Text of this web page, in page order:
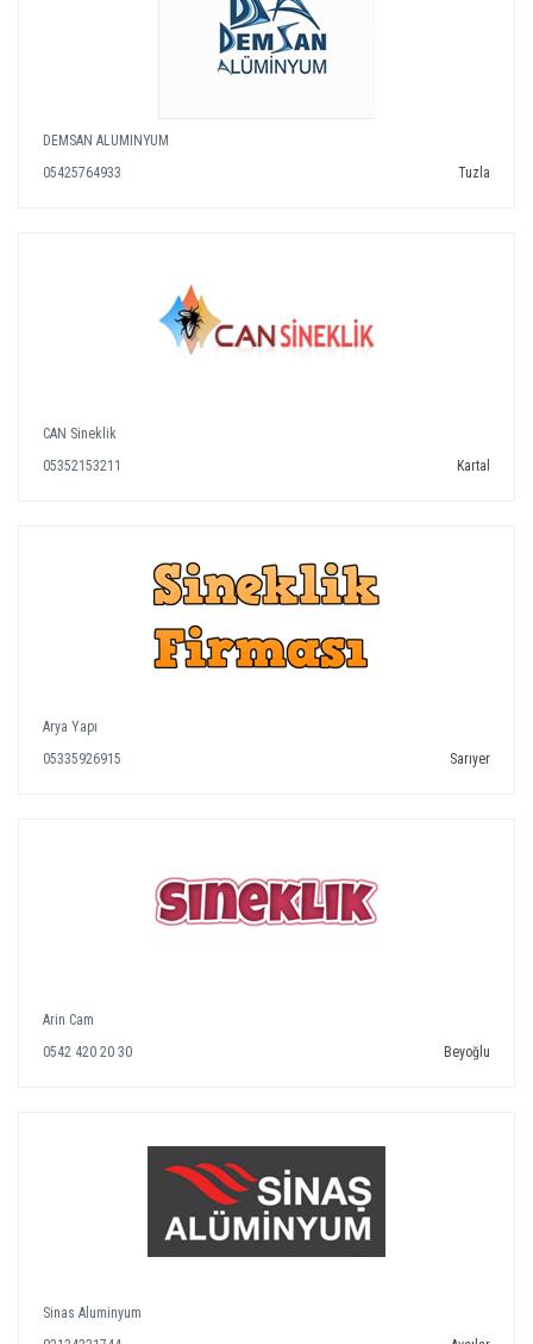
DEMSAN ALUMINYUM
05425764933
Tuzla
CAN Sineklik
05352153211
Kartal
Arya Yapı
05335926915
Sarıyer
Arin Cam
0542 420 20 30
Beyoğlu
Sinas Aluminyum